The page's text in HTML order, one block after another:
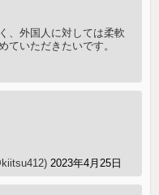
、外国人に対しては柔軟
ていただきたいです。
2023年4月25日